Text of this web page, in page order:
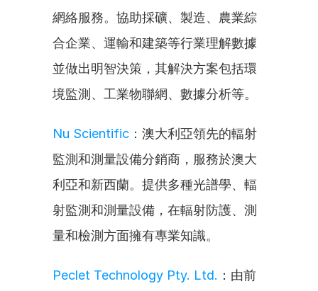
網絡服務。協助採礦、製造、農業綜
合企業、運輸和建築等行業理解數據
並做出明智決策，其解決方案包括環
境監測、工業物聯網、數據分析等。
Nu Scientific ：澳大利亞領先的輻射
監測和測量設備分銷商，服務於澳大
利亞和新西蘭。提供多種光譜學、輻
射監測和測量設備，在輻射防護、測
量和檢測方面擁有專業知識。
Peclet Technology Pty. Ltd. ：由前